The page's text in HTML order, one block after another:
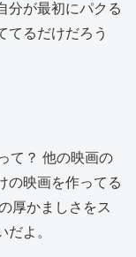
分が最初にパクる
てるだけだろう
て？ 他の映画の
の映画を作ってる
厚かましさをス
よ。